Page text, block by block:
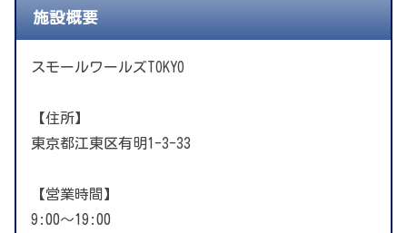
施設概要
スモールワールズTOKYO
【住所】
東京都江東区有明1-3-33
【営業時間】
9:00～19:00